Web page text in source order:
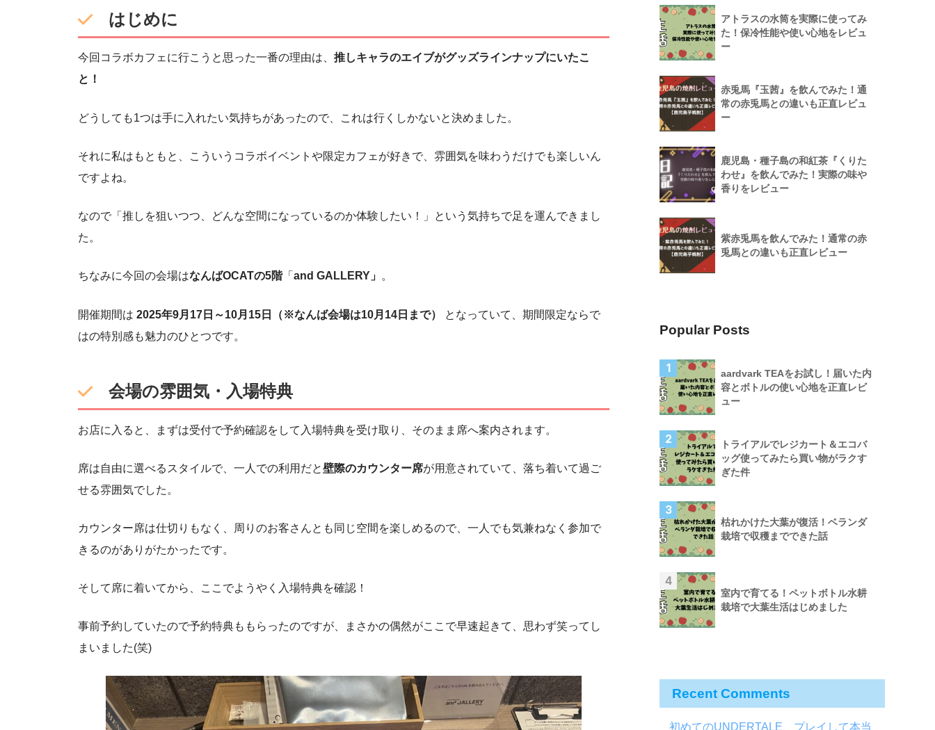
はじめに
今回コラボカフェに行こうと思った一番の理由は、 推しキャラのエイブがグッズラインナップにいたこ
と！
どうしても1つは手に入れたい気持ちがあったので、これは行くしかないと決めました。
それに私はもともと、こういうコラボイベントや限定カフェが好きで、雰囲気を味わうだけでも楽しいん
ですよね。
なので「推しを狙いつつ、どんな空間になっているのか体験したい！」という気持ちで足を運んできまし
た。
ちなみに今回の会場はなんばOCATの5階「 and GALLERY」 。
開催期間は 2025年9月17日～10月15日（※なんば会場は10月14日まで）
となっていて、期間限定ならで
はの特別感も魅力のひとつです。
会場の雰囲気・入場特典
お店に入ると、まずは受付で予約確認をして入場特典を受け取り、そのまま席へ案内されます。
席は自由に選べるスタイルで、一人での利用だと壁際のカウンター席が用意されていて、落ち着いて過ご
せる雰囲気でした。
カウンター席は仕切りもなく、周りのお客さんとも同じ空間を楽しめるので、一人でも気兼ねなく参加で
きるのがありがたかったです。
そして席に着いてから、ここでようやく入場特典を確認！
事前予約していたので予約特典ももらったのですが、まさかの偶然がここで早速起きて、思わず笑ってし
まいました(笑)
アトラスの水筒を実際に使ってみ
た！保冷性能や使い心地をレビュ
ー
赤兎馬『玉茜』を飲んでみた！通
常の赤兎馬との違いも正直レビュ
ー
鹿児島・種子島の和紅茶『くりた
わせ』を飲んでみた！実際の味や
香りをレビュー
紫赤兎馬を飲んでみた！通常の赤
兎馬との違いも正直レビュー
Popular Posts
1
aardvark TEAをお試し！届いた内
容とボトルの使い心地を正直レビ
ュー
2
トライアルでレジカート＆エコバ
ッグ使ってみたら買い物がラクす
ぎた件
3
枯れかけた大葉が復活！ベランダ
栽培で収穫までできた話
4
室内で育てる！ペットボトル水耕
栽培で大葉生活はじめました
Recent Comments
初めてのUNDERTALE、プレイして本当